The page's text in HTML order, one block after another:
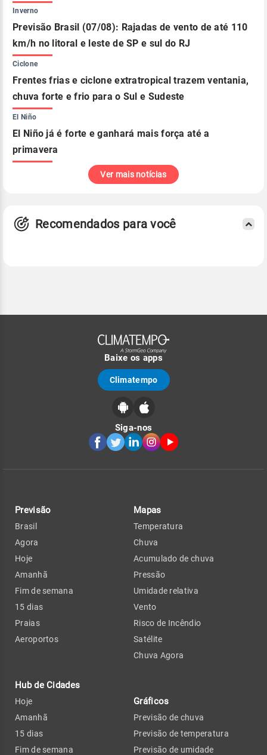
Inverno
Previsão Brasil (07/08): Rajadas de vento de até 110
km/h no litoral e leste de SP e sul do RJ
Ciclone
Frentes frias e ciclone extratropical trazem ventania,
chuva forte e frio para o Sul e Sudeste
El Niño
El Niño já é forte e ganhará mais força até a
primavera
Ver mais notícias
Recomendados para você
Baixe os apps
Climatempo
Siga-nos
Previsão
Brasil
Agora
Hoje
Amanhã
Fim de semana
15 dias
Praias
Aeroportos
Hub de Cidades
Hoje
Amanhã
15 dias
Fim de semana
Mapas
Temperatura
Chuva
Acumulado de chuva
Pressão
Umidade relativa
Vento
Risco de Incêndio
Satélite
Chuva Agora
Gráficos
Previsão de chuva
Previsão de temperatura
Previsão de umidade